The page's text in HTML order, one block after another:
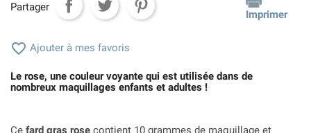
Partager
Imprimer
 Ajouter à mes favoris
Le rose, une couleur voyante qui est utilisée dans de
nombreux maquillages enfants et adultes !
Ce fard gras rose contient 10 grammes de maquillage et